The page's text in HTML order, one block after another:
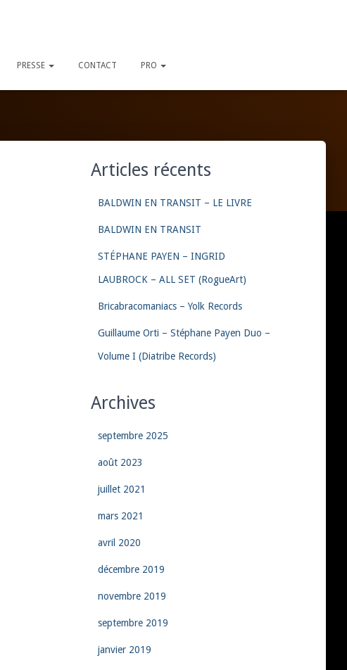
PRESSE CONTACT PRO
Articles récents
BALDWIN EN TRANSIT – LE LIVRE
BALDWIN EN TRANSIT
STÉPHANE PAYEN – INGRID
LAUBROCK – ALL SET (RogueArt)
Bricabracomaniacs – Yolk Records
Guillaume Orti – Stéphane Payen Duo –
Volume I (Diatribe Records)
Archives
septembre 2025
août 2023
juillet 2021
mars 2021
avril 2020
décembre 2019
novembre 2019
septembre 2019
janvier 2019